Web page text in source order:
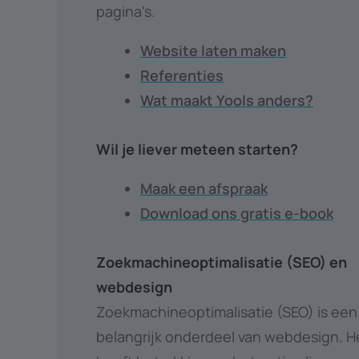
pagina's.
Website laten maken
Referenties
Wat maakt Yools anders?
Wil je liever meteen starten?
Maak een afspraak
Download ons gratis e-book
Zoekmachineoptimalisatie (SEO) en
webdesign
Zoekmachineoptimalisatie (SEO) is een
belangrijk onderdeel van webdesign.